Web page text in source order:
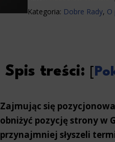
Kategoria: Dobre Rady, O
Spis treści:
Zajmując się
obniżyć pozycję strony w
przynajmniej słyszeli